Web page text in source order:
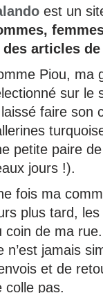
est un
des articles
Piou, ma
sur le
faire son
petite paire
jours !).
fois ma
plus tard,
coin de ma
n’est jamais
et de
colle pas.